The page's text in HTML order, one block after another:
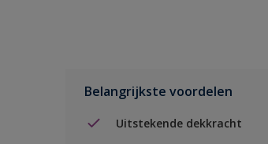
Belangrijkste voordelen
Uitstekende dekkracht